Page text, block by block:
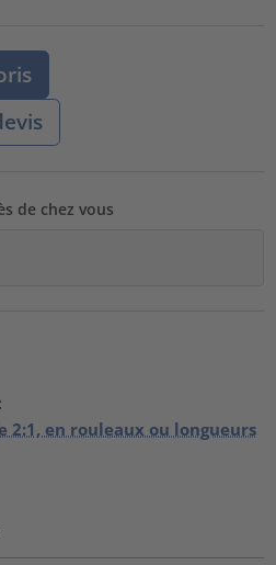
de chez vous
en rouleaux ou longueurs